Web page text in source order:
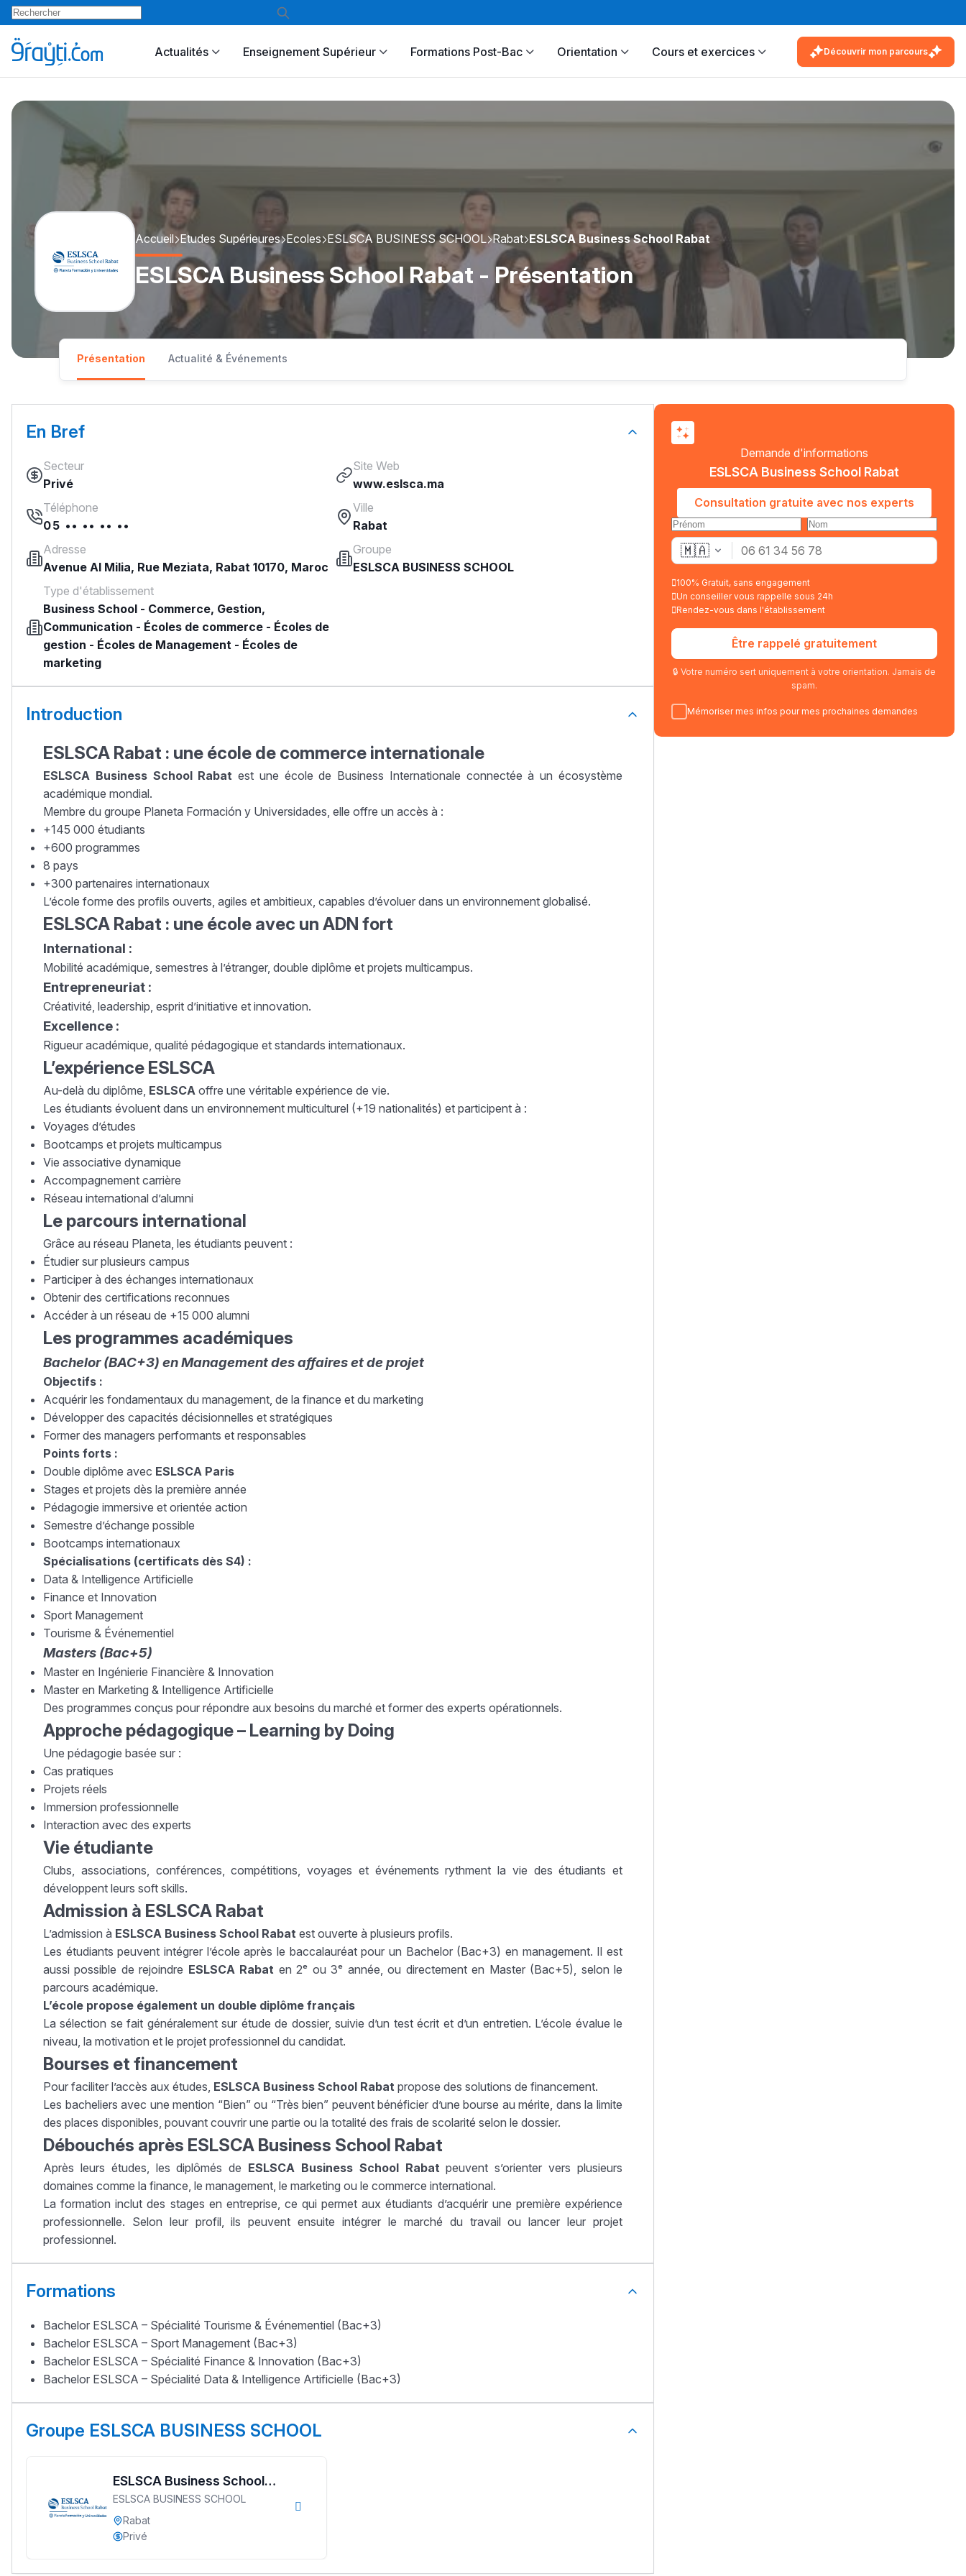
Actualités Enseignement Supérieur Formations Post-Bac Orientation Cours et exercices Découvrir mon parcours
Accueil Etudes Supérieures Ecoles ESLSCA BUSINESS SCHOOL Rabat ESLSCA Business School Rabat
ESLSCA Business School Rabat - Présentation
Présentation Actualité & Événements
En Bref
Secteur
Privé
Site Web
www.eslsca.ma
Téléphone
05 •• •• •• ••
Ville
Rabat
Adresse
Avenue Al Milia, Rue Meziata, Rabat 10170, Maroc
Groupe
ESLSCA BUSINESS SCHOOL
Type d'établissement
Business School - Commerce, Gestion,
Communication - Écoles de commerce - Écoles de
gestion - Écoles de Management - Écoles de
marketing
Introduction
ESLSCA Rabat : une école de commerce internationale
ESLSCA Business School Rabat est une école de Business Internationale connectée à un écosystème
académique mondial.
Membre du groupe Planeta Formación y Universidades, elle offre un accès à :
+145 000 étudiants
+600 programmes
8 pays
+300 partenaires internationaux
L’école forme des profils ouverts, agiles et ambitieux, capables d’évoluer dans un environnement globalisé.
ESLSCA Rabat : une école avec un ADN fort
International :
Mobilité académique, semestres à l’étranger, double diplôme et projets multicampus.
Entrepreneuriat :
Créativité, leadership, esprit d’initiative et innovation.
Excellence :
Rigueur académique, qualité pédagogique et standards internationaux.
L’expérience ESLSCA
Au-delà du diplôme, ESLSCA offre une véritable expérience de vie.
Les étudiants évoluent dans un environnement multiculturel (+19 nationalités) et participent à :
Voyages d’études
Bootcamps et projets multicampus
Vie associative dynamique
Accompagnement carrière
Réseau international d’alumni
Le parcours international
Grâce au réseau Planeta, les étudiants peuvent :
Étudier sur plusieurs campus
Participer à des échanges internationaux
Obtenir des certifications reconnues
Accéder à un réseau de +15 000 alumni
Les programmes académiques
Bachelor (BAC+3) en Management des affaires et de projet
Objectifs :
Acquérir les fondamentaux du management, de la finance et du marketing
Développer des capacités décisionnelles et stratégiques
Former des managers performants et responsables
Points forts :
Double diplôme avec ESLSCA Paris
Stages et projets dès la première année
Pédagogie immersive et orientée action
Semestre d’échange possible
Bootcamps internationaux
Spécialisations (certificats dès S4) :
Data & Intelligence Artificielle
Finance et Innovation
Sport Management
Tourisme & Événementiel
Masters (Bac+5)
Master en Ingénierie Financière & Innovation
Master en Marketing & Intelligence Artificielle
Des programmes conçus pour répondre aux besoins du marché et former des experts opérationnels.
Approche pédagogique – Learning by Doing
Une pédagogie basée sur :
Cas pratiques
Projets réels
Immersion professionnelle
Interaction avec des experts
Vie étudiante
Clubs, associations, conférences, compétitions, voyages et événements rythment la vie des étudiants et
développent leurs soft skills.
Admission à ESLSCA Rabat
L’admission à ESLSCA Business School Rabat est ouverte à plusieurs profils.
Les étudiants peuvent intégrer l’école après le baccalauréat pour un Bachelor (Bac+3) en management. Il est
aussi possible de rejoindre ESLSCA Rabat en 2ᵉ ou 3ᵉ année, ou directement en Master (Bac+5), selon le
parcours académique.
L’école propose également un double diplôme français
La sélection se fait généralement sur étude de dossier, suivie d’un test écrit et d’un entretien. L’école évalue le
niveau, la motivation et le projet professionnel du candidat.
Bourses et financement
Pour faciliter l’accès aux études, ESLSCA Business School Rabat propose des solutions de financement.
Les bacheliers avec une mention “Bien” ou “Très bien” peuvent bénéficier d’une bourse au mérite, dans la limite
des places disponibles, pouvant couvrir une partie ou la totalité des frais de scolarité selon le dossier.
Débouchés après ESLSCA Business School Rabat
Après leurs études, les diplômés de ESLSCA Business School Rabatpeuvent s’orienter vers plusieurs
domaines comme la finance, le management, le marketing ou le commerce international.
La formation inclut des stages en entreprise, ce qui permet aux étudiants d’acquérir une première expérience
professionnelle. Selon leur profil, ils peuvent ensuite intégrer le marché du travail ou lancer leur projet
professionnel.
Formations
Bachelor ESLSCA – Spécialité Tourisme & Événementiel (Bac+3)
Bachelor ESLSCA – Sport Management (Bac+3)
Bachelor ESLSCA – Spécialité Finance & Innovation (Bac+3)
Bachelor ESLSCA – Spécialité Data & Intelligence Artificielle (Bac+3)
Groupe ESLSCA BUSINESS SCHOOL
ESLSCA Business School
Rabat
ESLSCA BUSINESS SCHOOL
Rabat
Privé
Demande d'informations
ESLSCA Business School Rabat
Consultation gratuite avec nos experts
🇲🇦
100% Gratuit, sans engagement
Un conseiller vous rappelle sous 24h
Rendez-vous dans l'établissement
Être rappelé gratuitement
🔒 Votre numéro sert uniquement à votre orientation. Jamais de
spam.
Mémoriser mes infos pour mes prochaines demandes